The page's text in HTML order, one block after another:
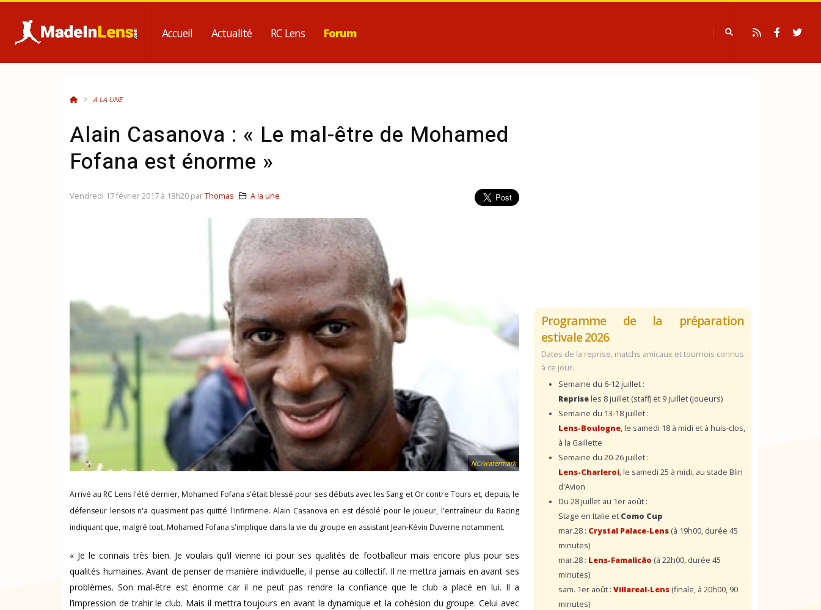
Accueil Actualité RC Lens Forum
A LA UNE
Alain Casanova : « Le mal-être de Mohamed
Fofana est énorme »
NC/watermark
Arrivé au RC Lens l'été dernier, Mohamed Fofana s'était blessé pour ses débuts avec les Sang et Or contre Tours et, depuis, le
défenseur lensois n'a quasiment pas quitté l'infirmerie. Alain Casanova en est désolé pour le joueur, l'entraîneur du Racing
indiquant que, malgré tout, Mohamed Fofana s'implique dans la vie du groupe en assistant Jean-Kévin Duverne notamment.
« Je le connais très bien. Je voulais qu’il vienne ici pour ses qualités de footballeur mais encore plus pour ses
qualités humaines. Avant de penser de manière individuelle, il pense au collectif. Il ne mettra jamais en avant ses
problèmes. Son mal-être est énorme car il ne peut pas rendre la confiance que le club a placé en lui. Il a
l’impression de trahir le club. Mais il mettra toujours en avant la dynamique et la cohésion du groupe. Celui avec
Vendredi 17 février 2017 à 18h20 parThomas A la une
Programme de la préparation
estivale 2026
Dates de la reprise, matchs amicaux et tournois connus
à ce jour.
Semaine du 6-12 juillet :
Repriseles 8 juillet (staff) et 9 juillet (joueurs)
Semaine du 13-18 juillet :
Lens-Boulogne, le samedi 18 à midi et à huis-clos,
à la Gaillette
Semaine du 20-26 juillet :
Lens-Charleroi, le samedi 25 à midi, au stade Blin
d'Avion
Du 28 juillet au 1er août :
Stage en Italie et Como Cup
mar.28 : Crystal Palace-Lens (à 19h00, durée 45
minutes)
mar.28 : Lens-Famalicão (à 22h00, durée 45
minutes)
sam. 1er août : Villareal-Lens (finale, à 20h00, 90
minutes)